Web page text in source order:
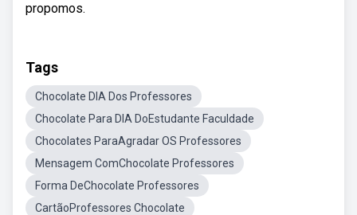
propomos.
Tags
Chocolate DIA Dos Professores
Chocolate Para DIA DoEstudante Faculdade
Chocolates ParaAgradar OS Professores
Mensagem ComChocolate Professores
Forma DeChocolate Professores
CartãoProfessores Chocolate